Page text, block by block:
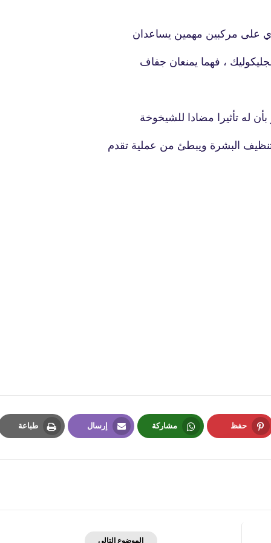
على مركبين مهمين يساعدان
، فهما يمنعان جفاف
له تأثيرا مضادا للشيخوخة
البشرة ويبطئ من عملية تقدم
حفظ مشاركة إرسال طباعة
الموضوع التالي
23 نوفمبر 2025